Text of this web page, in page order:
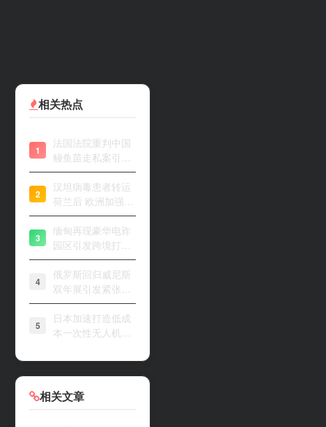
相关热点
1
法国法院重判中国
鳗鱼苗走私案引关
注
2
汉坦病毒患者转运
荷兰后 欧洲加强风
险评估
3
缅甸再现豪华电诈
园区引发跨境打击
关注
4
俄罗斯回归威尼斯
双年展引发紧张开
幕
5
日本加速打造低成
本一次性无人机战
相关文章